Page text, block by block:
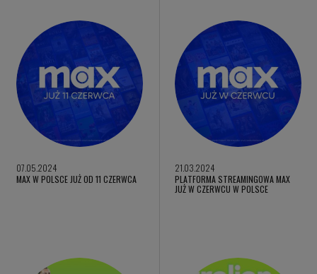
07.05.2024
MAX W POLSCE JUŻ OD 11 CZERWCA
21.03.2024
PLATFORMA STREAMINGOWA MAX
JUŻ W CZERWCU W POLSCE